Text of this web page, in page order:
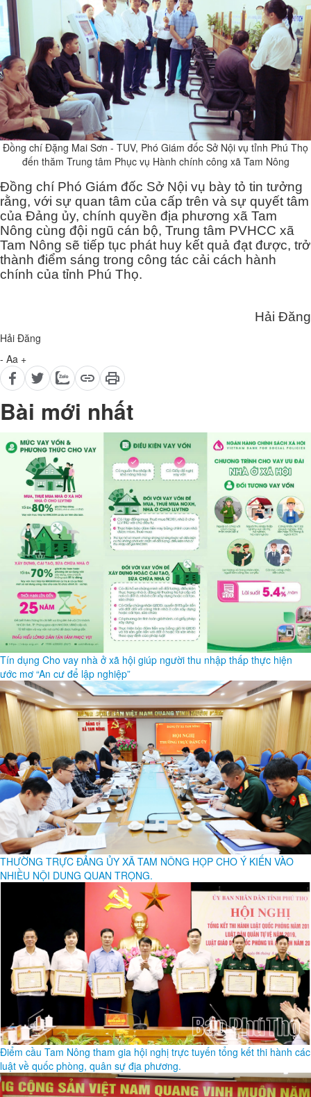
Đồng chí Đặng Mai Sơn - TUV, Phó Giám đốc Sở Nội vụ tỉnh Phú Thọ
đến thăm Trung tâm Phục vụ Hành chính công xã Tam Nông
Đồng chí Phó Giám đốc Sở Nội vụ bày tỏ tin tưởng
rằng, với sự quan tâm của cấp trên và sự quyết tâm
của Đảng ủy, chính quyền địa phương xã Tam
Nông cùng đội ngũ cán bộ, Trung tâm PVHCC xã
Tam Nông sẽ tiếp tục phát huy kết quả đạt được, trở
thành điểm sáng trong công tác cải cách hành
chính của tỉnh Phú Thọ.
Hải Đăng
Hải Đăng
- Aa +
Bài mới nhất
Tín dụng Cho vay nhà ở xã hội giúp người thu nhập thấp thực hiện
ước mơ “An cư để lập nghiệp”
THƯỜNG TRỰC ĐẢNG ỦY XÃ TAM NÔNG HỌP CHO Ý KIẾN VÀO
NHIỀU NỘI DUNG QUAN TRỌNG.
Điểm cầu Tam Nông tham gia hội nghị trực tuyến tổng kết thi hành các
luật về quốc phòng, quân sự địa phương.